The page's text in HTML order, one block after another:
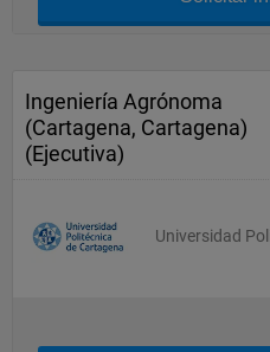
Ingeniería Agrónoma
(Cartagena, Cartagena)
(Ejecutiva)
Universidad